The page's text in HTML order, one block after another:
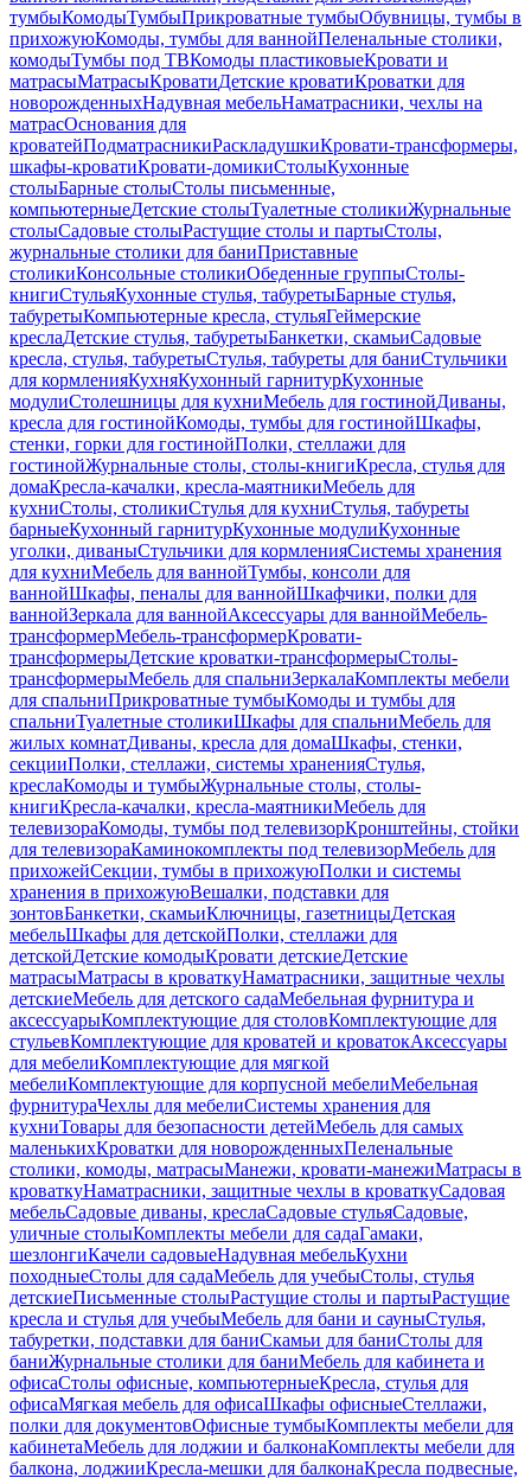
тумбыКомодыТумбыПрикроватные тумбыОбувницы, тумбы в
прихожуюКомоды, тумбы для ваннойПеленальные столики,
комодыТумбы под ТВКомоды пластиковыеКровати и
матрасыМатрасыКроватиДетские кроватиКроватки для
новорожденныхНадувная мебельНаматрасники, чехлы на
матрасОснования для
кроватейПодматрасникиРаскладушкиКровати-трансформеры,
шкафы-кроватиКровати-домикиСтолыКухонные
столыБарные столыСтолы письменные,
компьютерныеДетские столыТуалетные столикиЖурнальные
столыСадовые столыРастущие столы и партыСтолы,
журнальные столики для баниПриставные
столикиКонсольные столикиОбеденные группыСтолы-
книгиСтульяКухонные стулья, табуретыБарные стулья,
табуретыКомпьютерные кресла, стульяГеймерские
креслаДетские стулья, табуретыБанкетки, скамьиСадовые
кресла, стулья, табуретыСтулья, табуреты для баниСтульчики
для кормленияКухняКухонный гарнитурКухонные
модулиСтолешницы для кухниМебель для гостинойДиваны,
кресла для гостинойКомоды, тумбы для гостинойШкафы,
стенки, горки для гостинойПолки, стеллажи для
гостинойЖурнальные столы, столы-книгиКресла, стулья для
домаКресла-качалки, кресла-маятникиМебель для
кухниСтолы, столикиСтулья для кухниСтулья, табуреты
барныеКухонный гарнитурКухонные модулиКухонные
уголки, диваныСтульчики для кормленияСистемы хранения
для кухниМебель для ваннойТумбы, консоли для
ваннойШкафы, пеналы для ваннойШкафчики, полки для
ваннойЗеркала для ваннойАксессуары для ваннойМебель-
трансформерМебель-трансформерКровати-
трансформерыДетские кроватки-трансформерыСтолы-
трансформерыМебель для спальниЗеркалаКомплекты мебели
для спальниПрикроватные тумбыКомоды и тумбы для
спальниТуалетные столикиШкафы для спальниМебель для
жилых комнатДиваны, кресла для домаШкафы, стенки,
секцииПолки, стеллажи, системы храненияСтулья,
креслаКомоды и тумбыЖурнальные столы, столы-
книгиКресла-качалки, кресла-маятникиМебель для
телевизораКомоды, тумбы под телевизорКронштейны, стойки
для телевизораКаминокомплекты под телевизорМебель для
прихожейСекции, тумбы в прихожуюПолки и системы
хранения в прихожуюВешалки, подставки для
зонтовБанкетки, скамьиКлючницы, газетницыДетская
мебельШкафы для детскойПолки, стеллажи для
детскойДетские комодыКровати детскиеДетские
матрасыМатрасы в кроваткуНаматрасники, защитные чехлы
детскиеМебель для детского садаМебельная фурнитура и
аксессуарыКомплектующие для столовКомплектующие для
стульевКомплектующие для кроватей и кроватокАксессуары
для мебелиКомплектующие для мягкой
мебелиКомплектующие для корпусной мебелиМебельная
фурнитураЧехлы для мебелиСистемы хранения для
кухниТовары для безопасности детейМебель для самых
маленькихКроватки для новорожденныхПеленальные
столики, комоды, матрасыМанежи, кровати-манежиМатрасы в
кроваткуНаматрасники, защитные чехлы в кроваткуСадовая
мебельСадовые диваны, креслаСадовые стульяСадовые,
уличные столыКомплекты мебели для садаГамаки,
шезлонгиКачели садовыеНадувная мебельКухни
походныеСтолы для садаМебель для учебыСтолы, стулья
детскиеПисьменные столыРастущие столы и партыРастущие
кресла и стулья для учебыМебель для бани и сауныСтулья,
табуретки, подставки для баниСкамьи для баниСтолы для
баниЖурнальные столики для баниМебель для кабинета и
офисаСтолы офисные, компьютерныеКресла, стулья для
офисаМягкая мебель для офисаШкафы офисныеСтеллажи,
полки для документовОфисные тумбыКомплекты мебели для
кабинетаМебель для лоджии и балконаКомплекты мебели для
балкона, лоджииКресла-мешки для балконаКресла подвесные,